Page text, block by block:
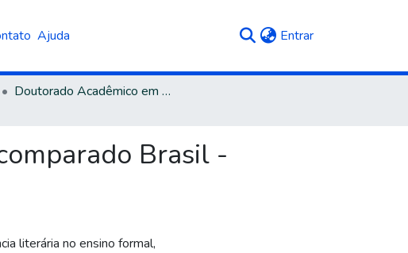
Ajuda Entrar(current)
Doutorado Acadêmico em Educação
Brasil -
literária no ensino formal,